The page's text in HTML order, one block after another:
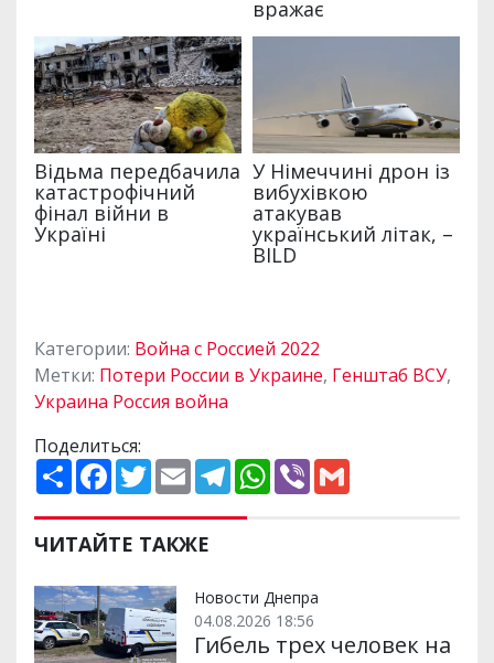
Категории: Война с Россией 2022
Метки: Потери России в Украине, Генштаб ВСУ,
Украина Россия война
Поделиться:
П
о
и
р
и
и
F
a
e
b
o
k
T
w
t
t
e
E
m
i
l
T
e
e
m
W
h
p
V
ЧИТАЙТЕ ТАКЖЕ
Новости Днепра
04.08.2026 18:56
Гибель трех человек на